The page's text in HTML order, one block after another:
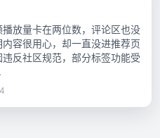
放量卡在两位数，评论区也没
容很用心，却一直没进推荐页
反社区规范，部分标签功能受